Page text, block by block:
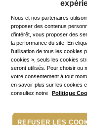
Nous et nos partenaires
proposer des contenus
d’intérêt, vous proposer des
la performance du site. En
l'utilisation de tous les cookies
cookies », seuls les cookies
seront utilisés. Pour choisir ou
votre consentement à tout
en savoir plus sur les cookies
consultez notre
Politique
REFUSER LES